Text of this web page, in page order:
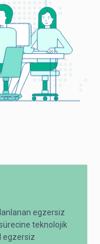
egzersiz
teknolojik
egzersiz